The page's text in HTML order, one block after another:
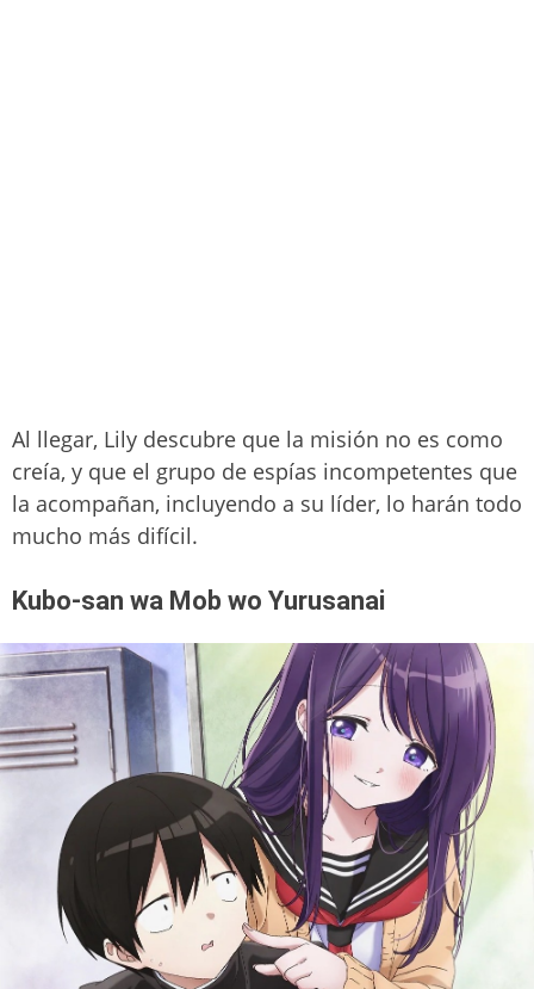
Al llegar, Lily descubre que la misión no es como
creía, y que el grupo de espías incompetentes que
la acompañan, incluyendo a su líder, lo harán todo
mucho más difícil.
Kubo-san wa Mob wo Yurusanai